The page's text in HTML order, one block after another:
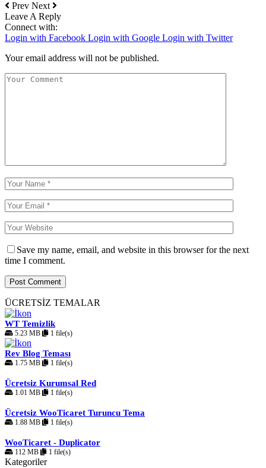
Prev Next
Leave A Reply
Connect with:
Login with Facebook Login with Google Login with Twitter
Your email address will not be published.
Save my name, email, and website in this browser for the next
time I comment.
ÜCRETSİZ TEMALAR
WT Temizlik
5.23 MB 1 file(s)
Rev Blog Teması
1.75 MB 1 file(s)
Ücretsiz Kurumsal Red
1.01 MB 1 file(s)
Ücretsiz WooTicaret Turuncu Tema
1.88 MB 1 file(s)
WooTicaret - Duplicator
112 MB 1 file(s)
Kategoriler